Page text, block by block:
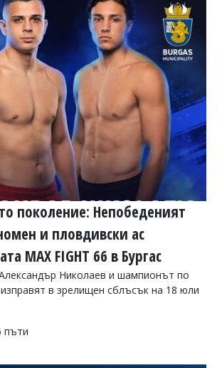
поколение: Непобеденият
и пловдивски ас
MAX FIGHT 66 в Бургас
Николаев и шампионът по
в зрелищен сблъсък на 18 юли
пъти